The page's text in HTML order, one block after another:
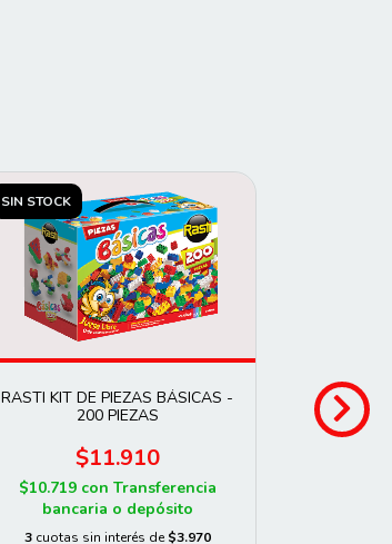
SIN STOCK
RASTI KIT DE PIEZAS BÁSICAS -
200 PIEZAS
$11.910
$10.719 con Transferencia
bancaria o depósito
3 cuotas sin interés de $3.970
RASTI